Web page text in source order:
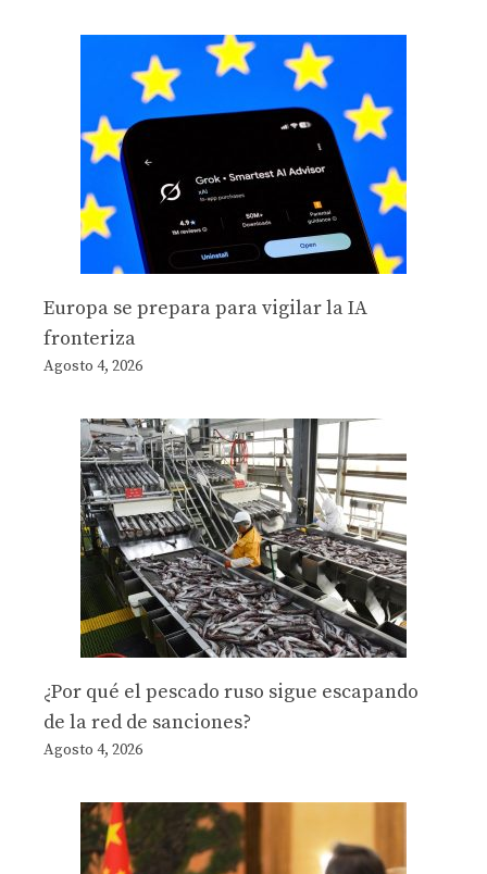
Europa se prepara para vigilar la IA
fronteriza
Agosto 4, 2026
¿Por qué el pescado ruso sigue escapando
de la red de sanciones?
Agosto 4, 2026